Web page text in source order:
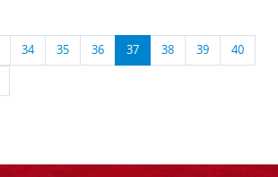
34 35 36 37 38 39 40